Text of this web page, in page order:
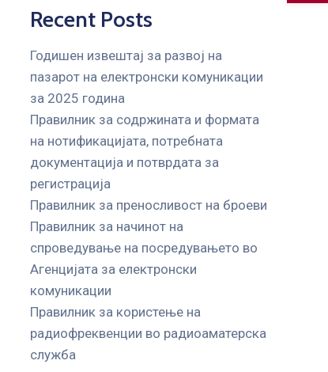
Recent Posts
Годишен извештај за развој на
пазарот на електронски комуникации
за 2025 година
Правилник за содржината и формата
на нотификацијата, потребната
документација и потврдата за
регистрација
Правилник за преносливост на броеви
Правилник за начинот на
спроведување на посредувањето во
Агенцијата за електронски
комуникации
Правилник за користење на
радиофреквенции во радиоаматерска
служба